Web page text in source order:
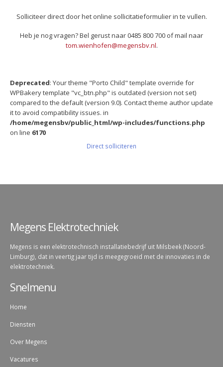
Solliciteer direct door het online sollicitatieformulier in te vullen.
Heb je nog vragen? Bel gerust naar 0485 800 700 of mail naar
tom.wienhofen@megensbv.nl.
Deprecated: Your theme "Porto Child" template override for
WPBakery template "vc_btn.php" is outdated (version not set)
compared to the default (version 9.0). Contact theme author update
it to avoid compatibility issues. in
/home/megensbv/public_html/wp-includes/functions.php
on line 6170
Direct solliciteren
Megens Elektrotechniek
Megens is een elektrotechnisch installatiebedrijf uit Milsbeek (Noord-
Limburg), dat in veertig jaar tijd is meegegroeid met de innovaties in de
elektrotechniek.
Snelmenu
Home
Diensten
Over Megens
Vacatures